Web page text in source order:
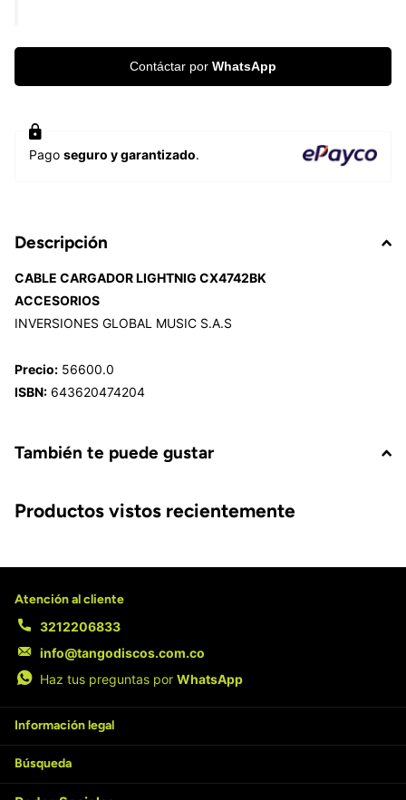
Contáctar por WhatsApp
Pago seguro y garantizado.
Descripción
CABLE CARGADOR LIGHTNIG CX4742BK
ACCESORIOS
INVERSIONES GLOBAL MUSIC S.A.S
Precio: 56600.0
ISBN: 643620474204
También te puede gustar
Productos vistos recientemente
Atención al cliente
3212206833
info@tangodiscos.com.co
Haz tus preguntas por WhatsApp
Información legal
Búsqueda